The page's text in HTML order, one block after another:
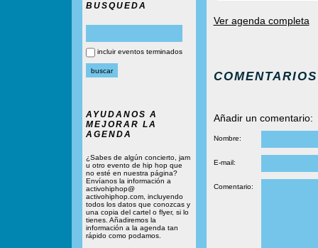
BUSQUEDA
incluir eventos terminados
AYUDANOS A
MEJORAR LA
AGENDA
¿Sabes de algún concierto, jam
u otro evento de hip hop que
no esté en nuestra página?
Envíanos la información a
activohiphop@
activohiphop.com, incluyendo
todos los datos que conozcas y
una copia del cartel o flyer, si lo
tienes. Añadiremos la
información a la agenda tan
rápido como podamos.
Ver agenda completa
COMENTARIOS
Añadir un comentario:
Nombre:
E-mail:
Comentario: